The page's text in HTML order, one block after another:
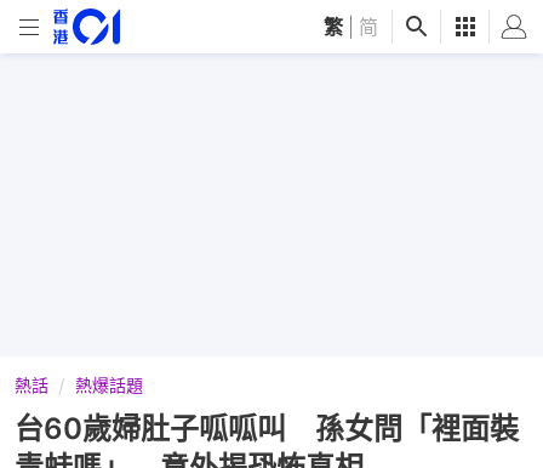
繁 简
熱話 熱爆話題
台60歲婦肚子呱呱叫 孫女問「裡面裝